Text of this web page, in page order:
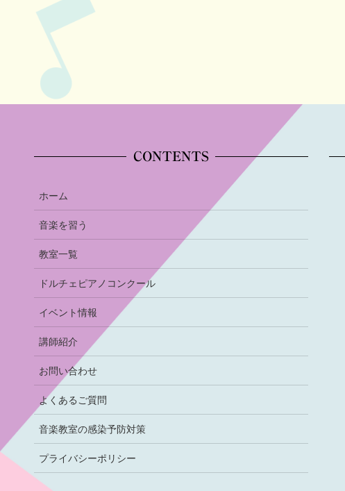
CONTENTS
ホーム
音楽を習う
教室一覧
ドルチェピアノコンクール
イベント情報
講師紹介
お問い合わせ
よくあるご質問
音楽教室の感染予防対策
プライバシーポリシー